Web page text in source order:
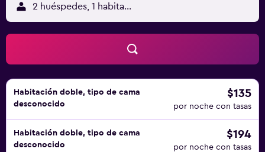
2 huéspedes, 1 habitación
Habitación doble, tipo de cama
desconocido
$135
por noche con tasas
Habitación doble, tipo de cama
desconocido
$194
por noche con tasas